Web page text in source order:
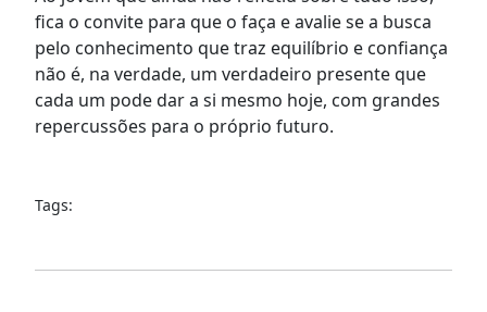
fica o convite para que o faça e avalie se a busca
pelo conhecimento que traz equilíbrio e confiança
não é, na verdade, um verdadeiro presente que
cada um pode dar a si mesmo hoje, com grandes
repercussões para o próprio futuro.
Tags: